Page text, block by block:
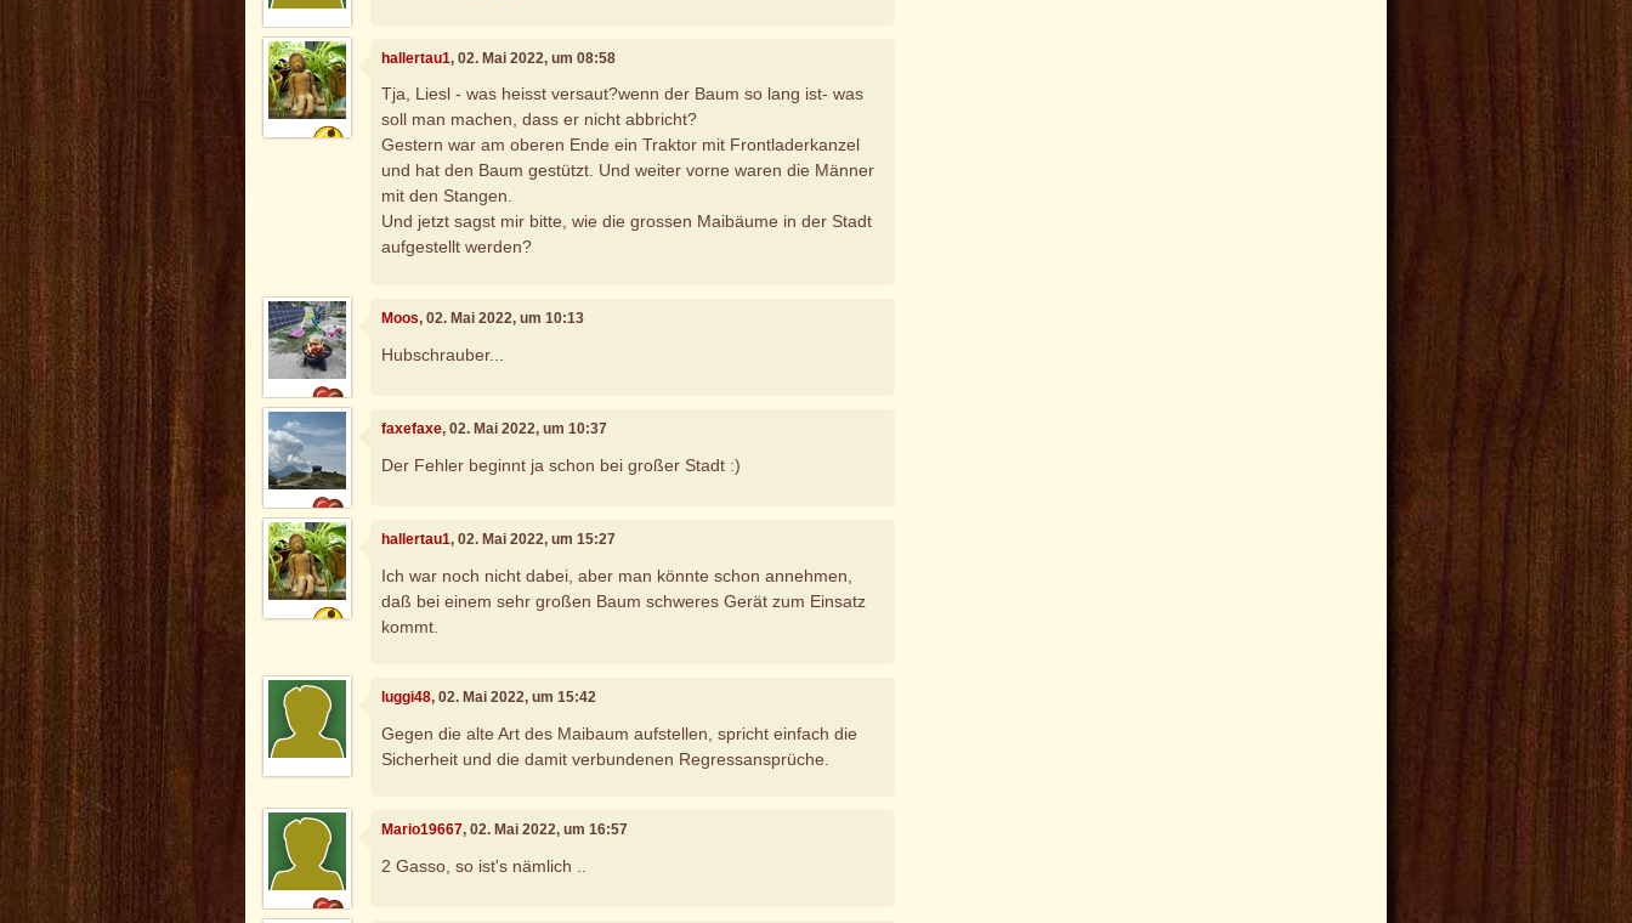
hallertau1, 02. Mai 2022, um 08:58
Tja, Liesl - was heisst versaut?wenn der Baum so lang ist- was
soll man machen, dass er nicht abbricht?
Gestern war am oberen Ende ein Traktor mit Frontladerkanzel
und hat den Baum gestützt. Und weiter vorne waren die Männer
mit den Stangen.
Und jetzt sagst mir bitte, wie die grossen Maibäume in der Stadt
aufgestellt werden?
Moos, 02. Mai 2022, um 10:13
Hubschrauber...
faxefaxe, 02. Mai 2022, um 10:37
Der Fehler beginnt ja schon bei großer Stadt :)
hallertau1, 02. Mai 2022, um 15:27
Ich war noch nicht dabei, aber man könnte schon annehmen,
daß bei einem sehr großen Baum schweres Gerät zum Einsatz
kommt.
luggi48, 02. Mai 2022, um 15:42
Gegen die alte Art des Maibaum aufstellen, spricht einfach die
Sicherheit und die damit verbundenen Regressansprüche.
Mario19667, 02. Mai 2022, um 16:57
2 Gasso, so ist's nämlich ..